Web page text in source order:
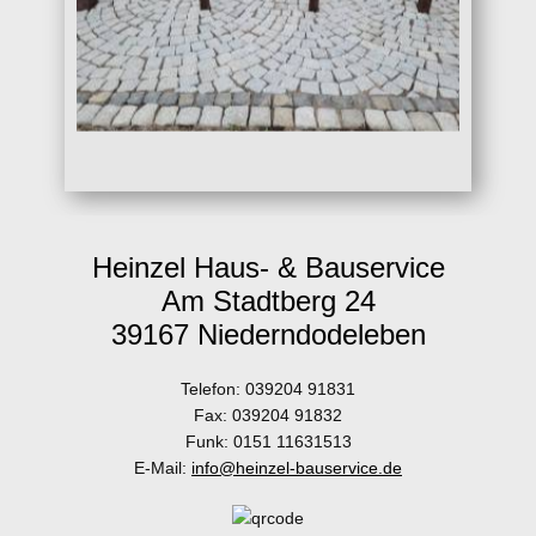
Heinzel Haus- & Bauservice
Am Stadtberg 24
39167 Niederndodeleben
Telefon: 039204 91831
Fax: 039204 91832
Funk: 0151 11631513
E-Mail: info@heinzel-bauservice.de